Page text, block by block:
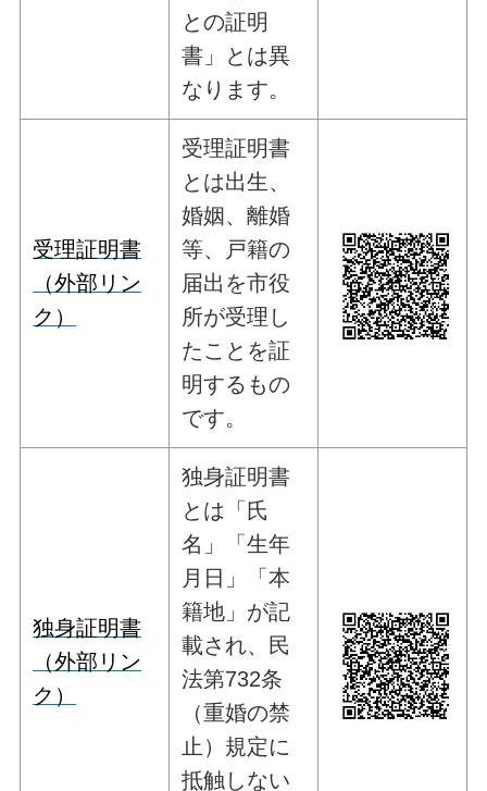
との証明
書」とは異
なります。
受理証明書
（外部リン
ク）
受理証明書
とは出生、
婚姻、離婚
等、戸籍の
届出を市役
所が受理し
たことを証
明するもの
です。
独身証明書
（外部リン
ク）
独身証明書
とは「氏
名」「生年
月日」「本
籍地」が記
載され、民
法第732条
（重婚の禁
止）規定に
抵触しない